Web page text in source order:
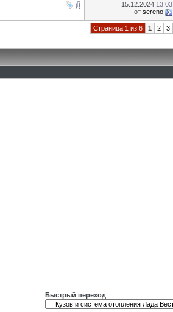
15.12.2024 13:03
от sereno
Страница 1 из 6 1 2 3
Быстрый переход